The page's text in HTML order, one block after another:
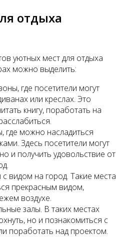
отдыха
уютных мест для отдыха
можно выделить:
где посетители могут
или креслах. Это
книгу, поработать на
где можно насладиться
Здесь посетители могут
и получить удовольствие от
видом на город. Такие места
прекрасным видом,
воздухе.
залы. В таких местах
но и познакомиться с
поработать над проектом.